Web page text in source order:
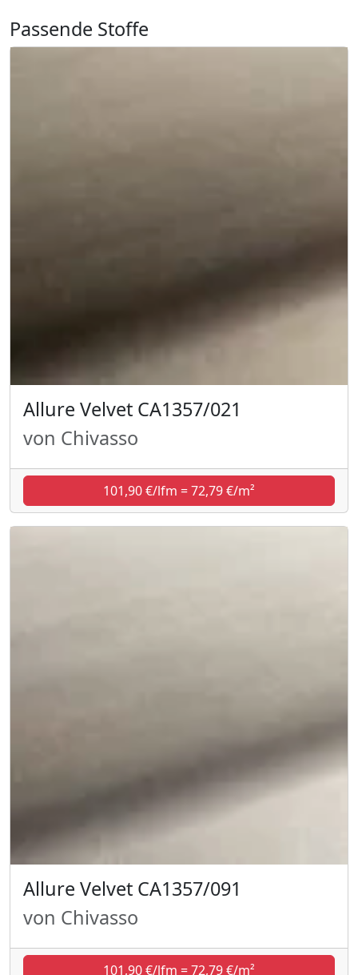
Passende Stoffe
Allure Velvet CA1357/021
von Chivasso
101,90 €/lfm = 72,79 €/m²
Allure Velvet CA1357/091
von Chivasso
101,90 €/lfm = 72,79 €/m²